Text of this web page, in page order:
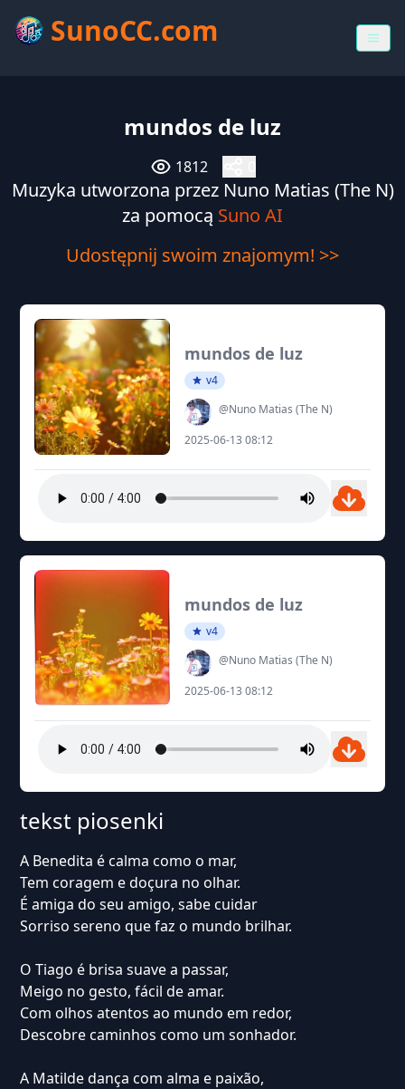
SunoCC.com
mundos de luz
1812
Muzyka utworzona przez Nuno Matias (The N)
za pomocą Suno AI
Udostępnij swoim znajomym! >>
mundos de luz
v4
@Nuno Matias (The N)
2025-06-13 08:12
mundos de luz
v4
@Nuno Matias (The N)
2025-06-13 08:12
tekst piosenki
A Benedita é calma como o mar,
Tem coragem e doçura no olhar.
É amiga do seu amigo, sabe cuidar
Sorriso sereno que faz o mundo brilhar.
O Tiago é brisa suave a passar,
Meigo no gesto, fácil de amar.
Com olhos atentos ao mundo em redor,
Descobre caminhos como um sonhador.
A Matilde dança com alma e paixão,